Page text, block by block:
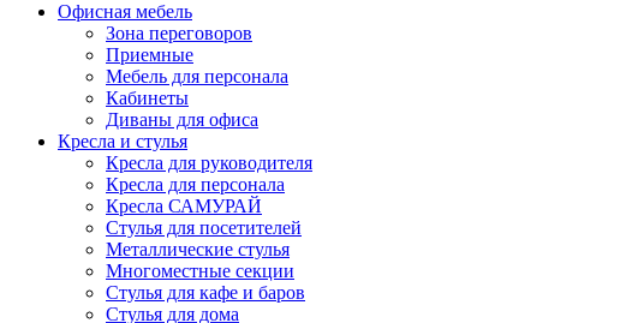
Офисная мебель
Зона переговоров
Приемные
Мебель для персонала
Кабинеты
Диваны для офиса
Кресла и стулья
Кресла для руководителя
Кресла для персонала
Кресла САМУРАЙ
Стулья для посетителей
Металлические стулья
Многоместные секции
Стулья для кафе и баров
Стулья для дома